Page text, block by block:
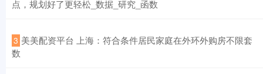
点，规划好了更轻松_数据_研究_函数
3 ​美美配资平台 上海：符合条件居民家庭在外环外购房不限套
数